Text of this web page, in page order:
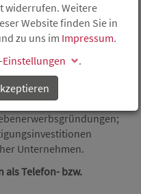
an Existenzgründer und
in Rheinland-Pfalz,
durch die
wollen.
der Einbindung
aller Arten von
Betriebsübernahmen,
Unternehmen.
als Telefon- bzw.
widerrufen. Weitere
Website finden Sie in
zu uns im Impressum.
Einstellungen
.